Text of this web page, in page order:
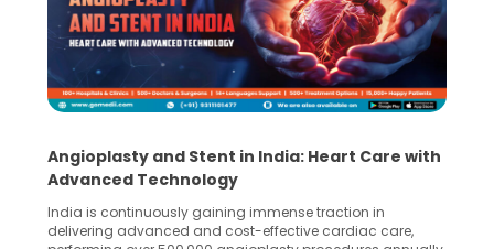
Angioplasty and Stent in India: Heart Care with
Advanced Technology
India is continuously gaining immense traction in
delivering advanced and cost-effective cardiac care,